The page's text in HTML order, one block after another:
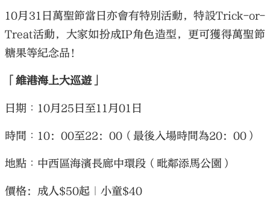
10月31日萬聖節當日亦會有特別活動，特設Trick-or-
Treat活動，大家如扮成IP角色造型，更可獲得萬聖節
糖果等紀念品！
「維港海上大巡遊」
日期︰10月25日至11月01日
時間︰10：00至22：00（最後入場時間為20：00）
地點︰中西區海濱長廊中環段（毗鄰添馬公園）
價格：成人$50起｜小童$40